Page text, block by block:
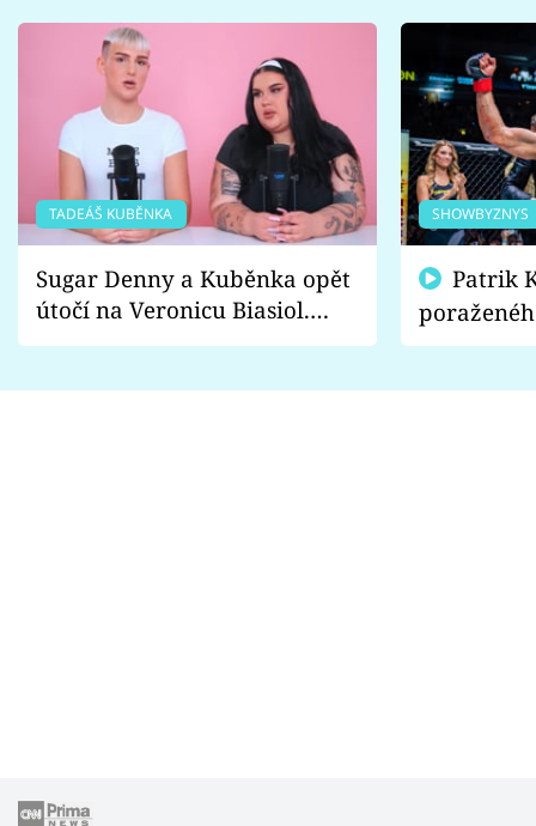
TADEÁŠ KUBĚNKA
Sugar Denny a Kuběnka opět
útočí na Veronicu Biasiol.
Proč je podle nich falešná a
SHOWBYZNYS
fanoušci